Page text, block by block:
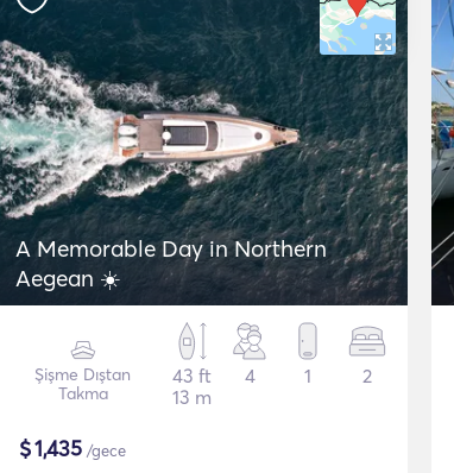
A Memorable Day in Northern
Aegean ☀️
Şişme Dıştan
Takma
43 ft
13 m
4 1 2
$1,435 /gece